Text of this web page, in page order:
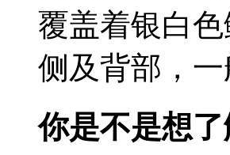
覆盖着银白
侧及背部，
你是不是想了